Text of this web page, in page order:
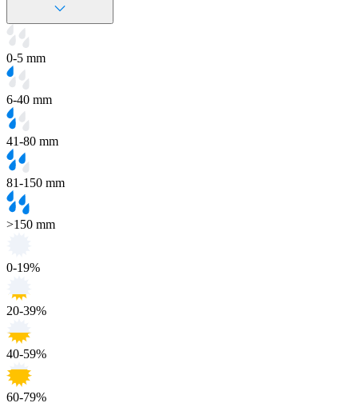
0-5 mm
6-40 mm
41-80 mm
81-150 mm
>150 mm
0-19%
20-39%
40-59%
60-79%